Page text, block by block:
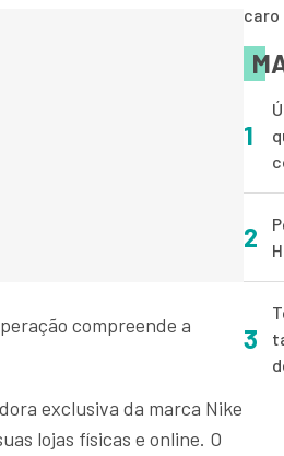
compreende a
exclusiva da marca Nike
lojas físicas e online. O
caro
1
2
3